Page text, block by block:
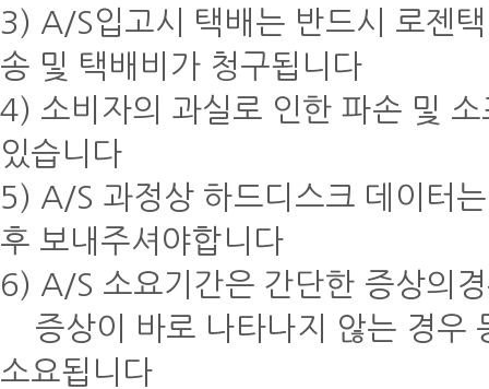
3) A/S입고시 택배는 반드시 로젠
송 및 택배비가 청구됩니다
4) 소비자의 과실로 인한 파손 및
있습니다
5) A/S 과정상 하드디스크 데이터
후 보내주셔야합니다
6) A/S 소요기간은 간단한 증상의
증상이 바로 나타나지 않는 경우
소요됩니다